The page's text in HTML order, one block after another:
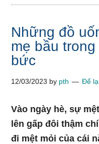
Những đồ
mẹ bầu
bức
12/03/2023 by pth Để
Vào ngày hè, sự
lên gấp đôi thậm
đi mệt mỏi của cái